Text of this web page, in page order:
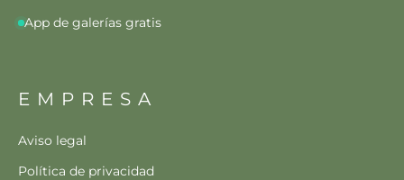
App de galerías gratis
EMPRESA
Aviso legal
Política de privacidad